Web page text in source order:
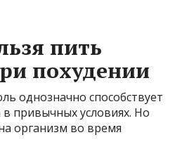
пить
похудении
однозначно способствует
привычных условиях. Но
организм во время